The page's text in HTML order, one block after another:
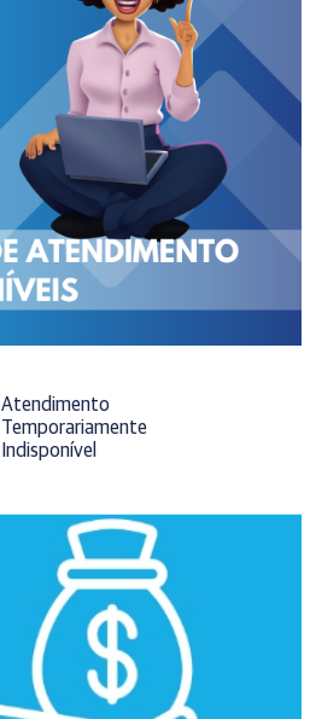
Atendimento
Temporariamente
Indisponível